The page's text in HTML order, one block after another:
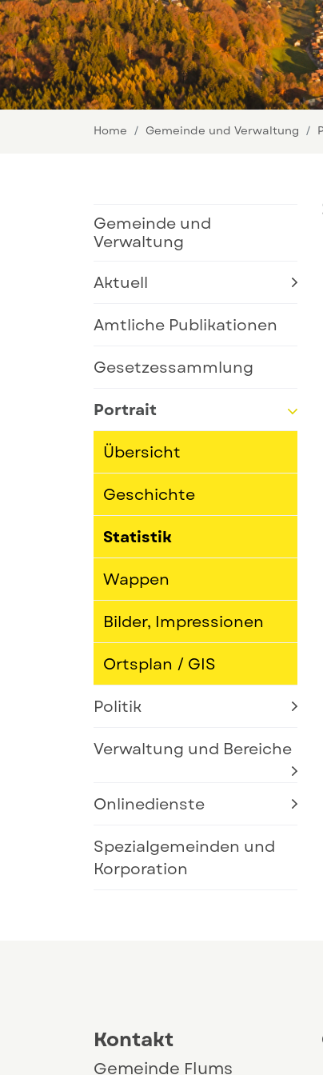
Home Gemeinde und Verwaltung
Gemeinde und
Verwaltung
Aktuell
Amtliche Publikationen
Gesetzessammlung
Portrait
Übersicht
Geschichte
Statistik
(ausgewählt)
Wappen
Bilder, Impressionen
Ortsplan / GIS
Politik
Verwaltung und Bereiche
Onlinedienste
Spezialgemeinden und
Korporation
Kontakt
Gemeinde Flums